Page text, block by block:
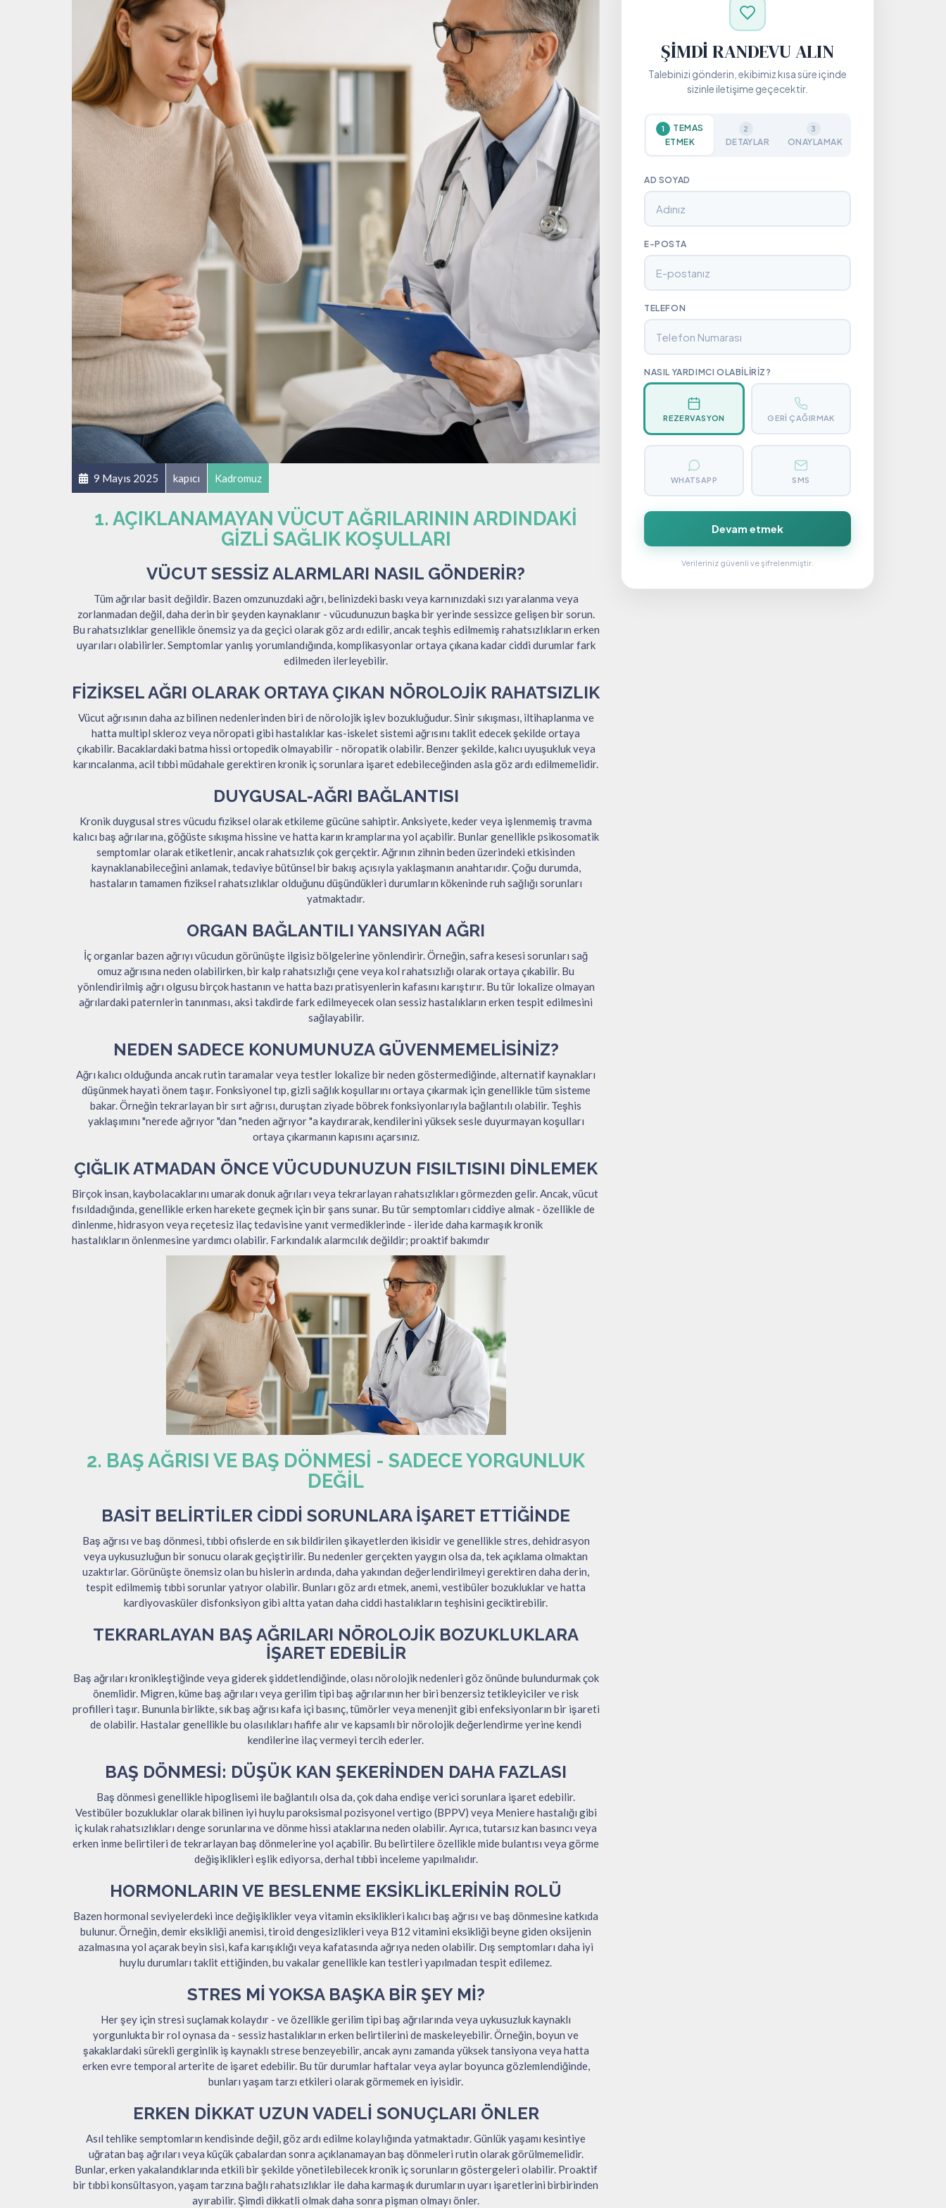
9 Mayıs 2025 kapıcı Kadromuz
1. AÇIKLANAMAYAN VÜCUT AĞRILARININ ARDINDAKI
GIZLI SAĞLIK KOŞULLARI
VÜCUT SESSIZ ALARMLARI NASIL GÖNDERIR?
Tüm ağrılar basit değildir. Bazen omzunuzdaki ağrı, belinizdeki baskı veya karnınızdaki sızı yaralanma veya
zorlanmadan değil, daha derin bir şeyden kaynaklanır - vücudunuzun başka bir yerinde sessizce gelişen bir sorun.
Bu rahatsızlıklar genellikle önemsiz ya da geçici olarak göz ardı edilir, ancak teşhis edilmemiş rahatsızlıkların erken
uyarıları olabilirler. Semptomlar yanlış yorumlandığında, komplikasyonlar ortaya çıkana kadar ciddi durumlar fark
edilmeden ilerleyebilir.
FIZIKSEL AĞRI OLARAK ORTAYA ÇIKAN NÖROLOJIK RAHATSIZLIK
Vücut ağrısının daha az bilinen nedenlerinden biri de nörolojik işlev bozukluğudur. Sinir sıkışması, iltihaplanma ve
hatta multipl skleroz veya nöropati gibi hastalıklar kas-iskelet sistemi ağrısını taklit edecek şekilde ortaya
çıkabilir. Bacaklardaki batma hissi ortopedik olmayabilir - nöropatik olabilir. Benzer şekilde, kalıcı uyuşukluk veya
karıncalanma, acil tıbbi müdahale gerektiren kronik iç sorunlara işaret edebileceğinden asla göz ardı edilmemelidir.
DUYGUSAL-AĞRI BAĞLANTISI
Kronik duygusal stres vücudu fiziksel olarak etkileme gücüne sahiptir. Anksiyete, keder veya işlenmemiş travma
kalıcı baş ağrılarına, göğüste sıkışma hissine ve hatta karın kramplarına yol açabilir. Bunlar genellikle psikosomatik
semptomlar olarak etiketlenir, ancak rahatsızlık çok gerçektir. Ağrının zihnin beden üzerindeki etkisinden
kaynaklanabileceğini anlamak, tedaviye bütünsel bir bakış açısıyla yaklaşmanın anahtarıdır. Çoğu durumda,
hastaların tamamen fiziksel rahatsızlıklar olduğunu düşündükleri durumların kökeninde ruh sağlığı sorunları
yatmaktadır.
ORGAN BAĞLANTILI YANSIYAN AĞRI
İç organlar bazen ağrıyı vücudun görünüşte ilgisiz bölgelerine yönlendirir. Örneğin, safra kesesi sorunları sağ
omuz ağrısına neden olabilirken, bir kalp rahatsızlığı çene veya kol rahatsızlığı olarak ortaya çıkabilir. Bu
yönlendirilmiş ağrı olgusu birçok hastanın ve hatta bazı pratisyenlerin kafasını karıştırır. Bu tür lokalize olmayan
ağrılardaki paternlerin tanınması, aksi takdirde fark edilmeyecek olan sessiz hastalıkların erken tespit edilmesini
sağlayabilir.
NEDEN SADECE KONUMUNUZA GÜVENMEMELISINIZ?
Ağrı kalıcı olduğunda ancak rutin taramalar veya testler lokalize bir neden göstermediğinde, alternatif kaynakları
düşünmek hayati önem taşır. Fonksiyonel tıp, gizli sağlık koşullarını ortaya çıkarmak için genellikle tüm sisteme
bakar. Örneğin tekrarlayan bir sırt ağrısı, duruştan ziyade böbrek fonksiyonlarıyla bağlantılı olabilir. Teşhis
yaklaşımını "nerede ağrıyor "dan "neden ağrıyor "a kaydırarak, kendilerini yüksek sesle duyurmayan koşulları
ortaya çıkarmanın kapısını açarsınız.
ÇIĞLIK ATMADAN ÖNCE VÜCUDUNUZUN FISILTISINI DINLEMEK
Birçok insan, kaybolacaklarını umarak donuk ağrıları veya tekrarlayan rahatsızlıkları görmezden gelir. Ancak, vücut
fısıldadığında, genellikle erken harekete geçmek için bir şans sunar. Bu tür semptomları ciddiye almak - özellikle de
dinlenme, hidrasyon veya reçetesiz ilaç tedavisine yanıt vermediklerinde - ileride daha karmaşık kronik
hastalıkların önlenmesine yardımcı olabilir. Farkındalık alarmcılık değildir; proaktif bakımdır
2. BAŞ AĞRISI VE BAŞ DÖNMESI - SADECE YORGUNLUK
DEĞIL
BASIT BELIRTILER CIDDI SORUNLARA İŞARET ETTIĞINDE
Baş ağrısı ve baş dönmesi, tıbbi ofislerde en sık bildirilen şikayetlerden ikisidir ve genellikle stres, dehidrasyon
veya uykusuzluğun bir sonucu olarak geçiştirilir. Bu nedenler gerçekten yaygın olsa da, tek açıklama olmaktan
uzaktırlar. Görünüşte önemsiz olan bu hislerin ardında, daha yakından değerlendirilmeyi gerektiren daha derin,
tespit edilmemiş tıbbi sorunlar yatıyor olabilir. Bunları göz ardı etmek, anemi, vestibüler bozukluklar ve hatta
kardiyovasküler disfonksiyon gibi altta yatan daha ciddi hastalıkların teşhisini geciktirebilir.
TEKRARLAYAN BAŞ AĞRILARI NÖROLOJIK BOZUKLUKLARA
İŞARET EDEBILIR
Baş ağrıları kronikleştiğinde veya giderek şiddetlendiğinde, olası nörolojik nedenleri göz önünde bulundurmak çok
önemlidir. Migren, küme baş ağrıları veya gerilim tipi baş ağrılarının her biri benzersiz tetikleyiciler ve risk
profilleri taşır. Bununla birlikte, sık baş ağrısı kafa içi basınç, tümörler veya menenjit gibi enfeksiyonların bir işareti
de olabilir. Hastalar genellikle bu olasılıkları hafife alır ve kapsamlı bir nörolojik değerlendirme yerine kendi
kendilerine ilaç vermeyi tercih ederler.
BAŞ DÖNMESI: DÜŞÜK KAN ŞEKERINDEN DAHA FAZLASI
Baş dönmesi genellikle hipoglisemi ile bağlantılı olsa da, çok daha endişe verici sorunlara işaret edebilir.
Vestibüler bozukluklar olarak bilinen iyi huylu paroksismal pozisyonel vertigo (BPPV) veya Meniere hastalığı gibi
iç kulak rahatsızlıkları denge sorunlarına ve dönme hissi ataklarına neden olabilir. Ayrıca, tutarsız kan basıncı veya
erken inme belirtileri de tekrarlayan baş dönmelerine yol açabilir. Bu belirtilere özellikle mide bulantısı veya görme
değişiklikleri eşlik ediyorsa, derhal tıbbi inceleme yapılmalıdır.
HORMONLARIN VE BESLENME EKSIKLIKLERININ ROLÜ
Bazen hormonal seviyelerdeki ince değişiklikler veya vitamin eksiklikleri kalıcı baş ağrısı ve baş dönmesine katkıda
bulunur. Örneğin, demir eksikliği anemisi, tiroid dengesizlikleri veya B12 vitamini eksikliği beyne giden oksijenin
azalmasına yol açarak beyin sisi, kafa karışıklığı veya kafatasında ağrıya neden olabilir. Dış semptomları daha iyi
huylu durumları taklit ettiğinden, bu vakalar genellikle kan testleri yapılmadan tespit edilemez.
STRES MI YOKSA BAŞKA BIR ŞEY MI?
Her şey için stresi suçlamak kolaydır - ve özellikle gerilim tipi baş ağrılarında veya uykusuzluk kaynaklı
yorgunlukta bir rol oynasa da - sessiz hastalıkların erken belirtilerini de maskeleyebilir. Örneğin, boyun ve
şakaklardaki sürekli gerginlik iş kaynaklı strese benzeyebilir, ancak aynı zamanda yüksek tansiyona veya hatta
erken evre temporal arterite de işaret edebilir. Bu tür durumlar haftalar veya aylar boyunca gözlemlendiğinde,
bunları yaşam tarzı etkileri olarak görmemek en iyisidir.
ERKEN DIKKAT UZUN VADELI SONUÇLARI ÖNLER
Asıl tehlike semptomların kendisinde değil, göz ardı edilme kolaylığında yatmaktadır. Günlük yaşamı kesintiye
uğratan baş ağrıları veya küçük çabalardan sonra açıklanamayan baş dönmeleri rutin olarak görülmemelidir.
Bunlar, erken yakalandıklarında etkili bir şekilde yönetilebilecek kronik iç sorunların göstergeleri olabilir. Proaktif
bir tıbbi konsültasyon, yaşam tarzına bağlı rahatsızlıklar ile daha karmaşık durumların uyarı işaretlerini birbirinden
ayırabilir. Şimdi dikkatli olmak daha sonra pişman olmayı önler.
ŞIMDI RANDEVU ALIN
Talebinizi gönderin, ekibimiz kısa süre içinde
sizinle iletişime geçecektir.
1
TEMAS
ETMEK
2
DETAYLAR
3
ONAYLAMAK
AD SOYAD
E-POSTA
TELEFON
NASIL YARDIMCI OLABILIRIZ?
REZERVASYON GERI ÇAĞIRMAK
WHATSAPP SMS
Devam etmek
Verileriniz güvenli ve şifrelenmiştir.